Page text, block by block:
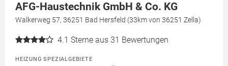
AFG-Haustechnik GmbH & Co. KG
Walkerweg 57, 36251 Bad Hersfeld (33km von 36251 Zella)
4.1 Sterne aus 31 Bewertungen
HEIZUNG SPEZIALGEBIETE